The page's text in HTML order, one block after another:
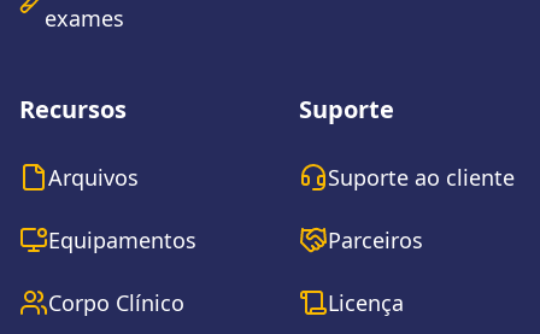
exames
Recursos
Arquivos
Equipamentos
Corpo Clínico
Suporte
Suporte ao cliente
Parceiros
Licença